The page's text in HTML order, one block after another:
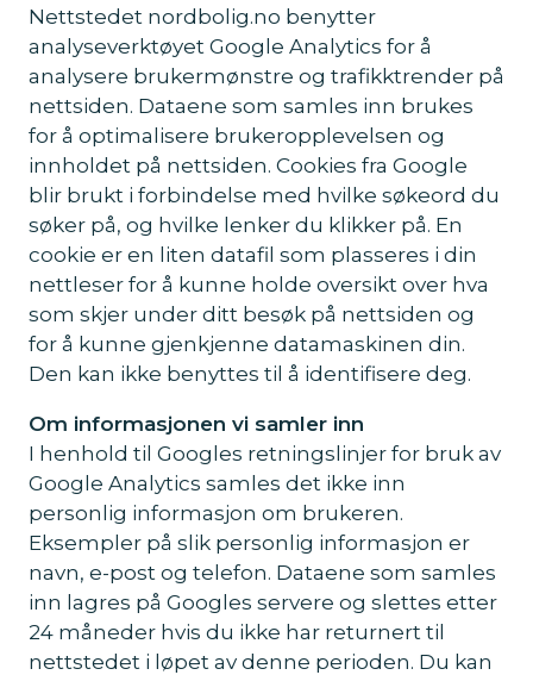
Nettstedet nordbolig.no benytter
analyseverktøyet Google Analytics for å
analysere brukermønstre og trafikktrender på
nettsiden. Dataene som samles inn brukes
for å optimalisere brukeropplevelsen og
innholdet på nettsiden. Cookies fra Google
blir brukt i forbindelse med hvilke søkeord du
søker på, og hvilke lenker du klikker på. En
cookie er en liten datafil som plasseres i din
nettleser for å kunne holde oversikt over hva
som skjer under ditt besøk på nettsiden og
for å kunne gjenkjenne datamaskinen din.
Den kan ikke benyttes til å identifisere deg.
Om informasjonen vi samler inn
I henhold til Googles retningslinjer for bruk av
Google Analytics samles det ikke inn
personlig informasjon om brukeren.
Eksempler på slik personlig informasjon er
navn, e-post og telefon. Dataene som samles
inn lagres på Googles servere og slettes etter
24 måneder hvis du ikke har returnert til
nettstedet i løpet av denne perioden. Du kan